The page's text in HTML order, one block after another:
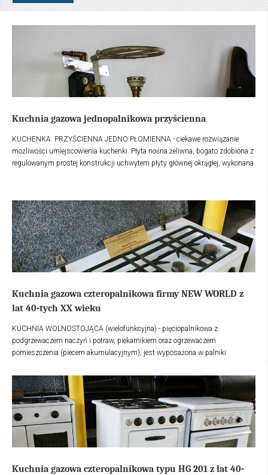
Kuchnia gazowa jednopalnikowa przyścienna
KUCHENKA PRZYŚCIENNA JEDNO PŁOMIENNA - ciekawe rozwiązanie
możliwości umiejscowienia kuchenki. Płyta nośna żeliwna, bogato zdobiona z
regulowanym prostej konstrukcji uchwytem płyty głównej okrągłej, wykonana
Kuchnia gazowa czteropalnikowa firmy NEW WORLD z
lat 40-tych XX wieku
KUCHNIA WOLNOSTOJĄCA (wielofunkcyjna) - pięciopalnikowa z
podgrzewaczem naczyń i potraw, piekarnikiem oraz ogrzewaczem
pomieszczenia (piecem akumulacyjnym), jest wyposażona w palniki
zużywający minimalną ilość gazu.
Kuchnia gazowa czteropalnikowa typu HG 201 z lat 40-